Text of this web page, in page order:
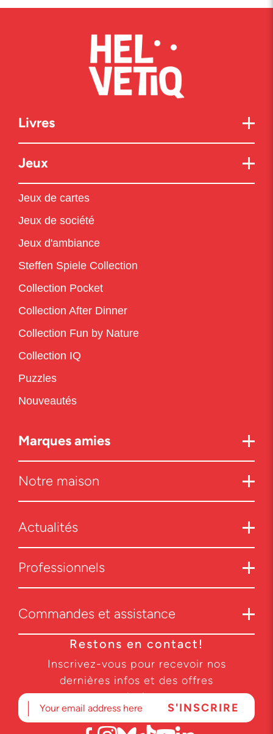
Livres
Jeux
Jeux de cartes
Jeux de société
Jeux d'ambiance
Steffen Spiele Collection
Collection Pocket
Collection After Dinner
Collection Fun by Nature
Collection IQ
Puzzles
Nouveautés
Marques amies
Notre maison
Actualités
Professionnels
Commandes et assistance
Restons en contact!
Inscrivez-vous pour recevoir nos
dernières infos et des offres
exclusives.